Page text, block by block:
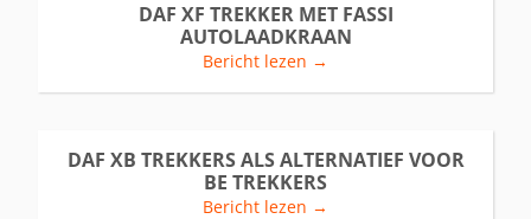
DAF XF TREKKER MET FASSI
AUTOLAADKRAAN
Bericht lezen →
DAF XB TREKKERS ALS ALTERNATIEF VOOR
BE TREKKERS
Bericht lezen →